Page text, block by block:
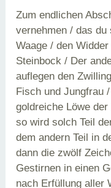
Zum endlichen
vernehmen / das
Waage / den
Steinbock / Der
auflegen den
Fisch und Jungfrau
goldreiche Löwe
so wird solch Teil
dem andern Teil in
dann die zwölf
Gestirnen in einen
nach Erfüllung aller